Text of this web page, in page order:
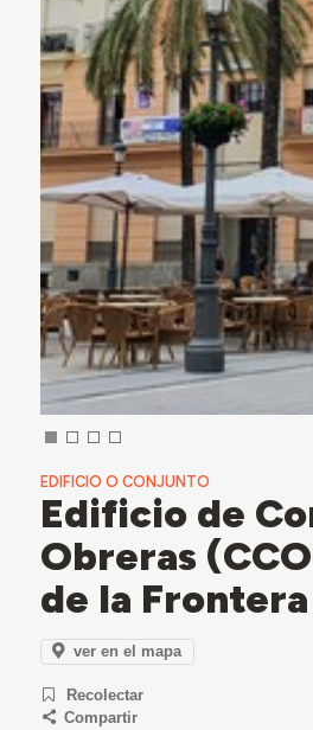
EDIFICIO O CONJUNTO
Edificio de
Obreras
de la Frontera
ver en el mapa
Recolectar
Compartir